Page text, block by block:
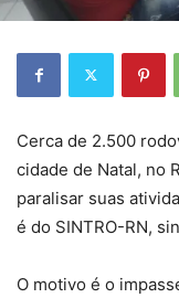
Cerca de 2.500
cidade de Natal, no
paralisar suas
é do SINTRO-RN,
O motivo é o